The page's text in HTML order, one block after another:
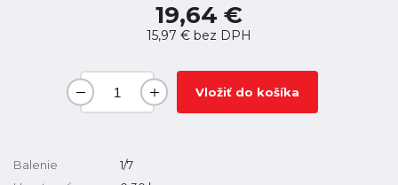
19,64 €
15,97 € bez DPH
Vložiť do košíka
Balenie
1/7